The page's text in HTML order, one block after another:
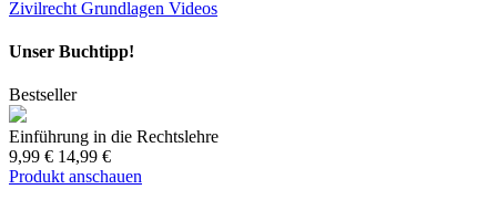
Zivilrecht Grundlagen Videos
Unser Buchtipp!
Bestseller
Einführung in die Rechtslehre
9,99 € 14,99 €
Produkt anschauen